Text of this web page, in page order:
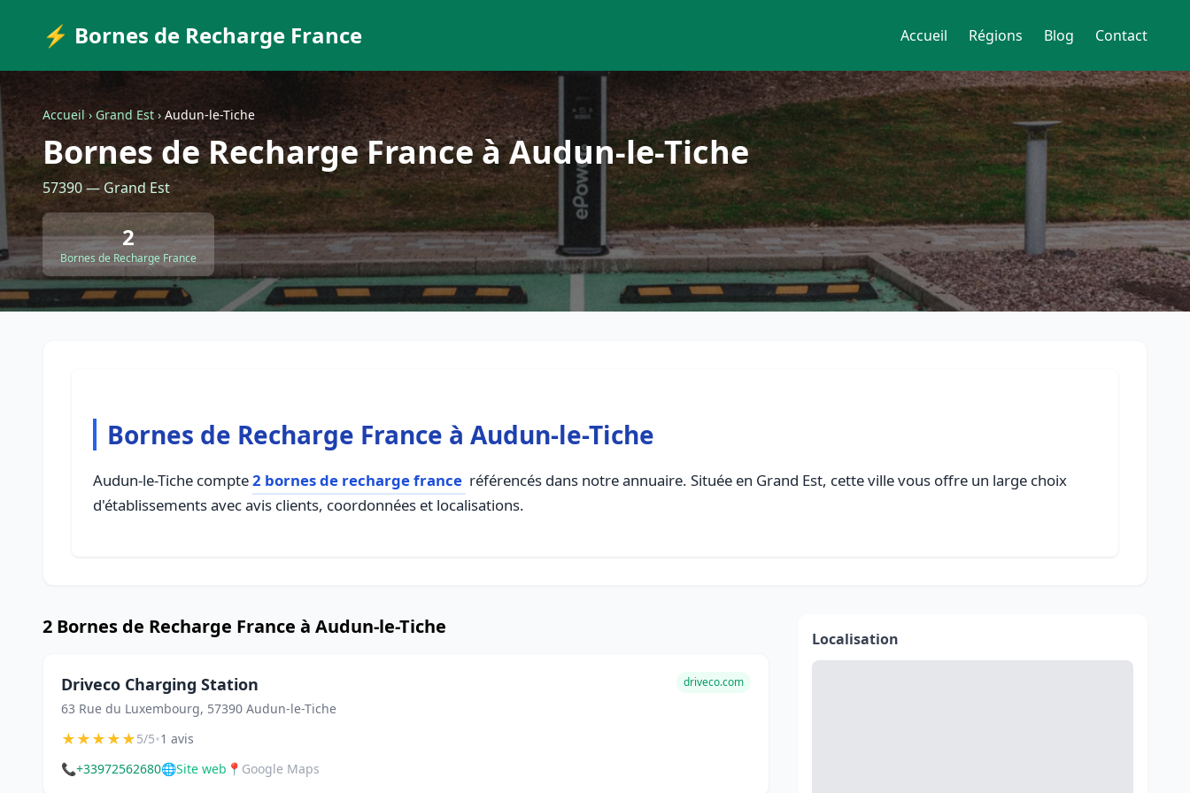
⚡ Bornes de Recharge France Accueil Régions Blog Contact
Accueil › Grand Est › Audun-le-Tiche
Bornes de Recharge France à Audun-le-Tiche
57390 — Grand Est
2
Bornes de Recharge France
Bornes de Recharge France à Audun-le-Tiche
Audun-le-Tiche compte2 bornes de recharge france référencés dans notre annuaire. Située en Grand Est, cette ville vous offre un large choix
d'établissements avec avis clients, coordonnées et localisations.
2 Bornes de Recharge France à Audun-le-Tiche
Driveco Charging Station
63 Rue du Luxembourg, 57390 Audun-le-Tiche
driveco.com
★★★★★5/5•1 avis
📞+33972562680🌐Site web 📍 Google Maps
Localisation